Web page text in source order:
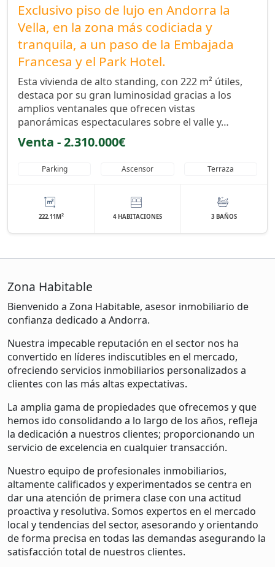
Exclusivo piso de lujo en Andorra la
Vella, en la zona más codiciada y
tranquila, a un paso de la Embajada
Francesa y el Park Hotel.
Esta vivienda de alto standing, con 222 m² útiles,
destaca por su gran luminosidad gracias a los
amplios ventanales que ofrecen vistas
panorámicas espectaculares sobre el valle y…
Venta - 2.310.000€
Parking Ascensor Terraza
222.11M2 4 HABITACIONES 3 BAÑOS
Zona Habitable
Bienvenido a Zona Habitable, asesor inmobiliario de
confianza dedicado a Andorra.
Nuestra impecable reputación en el sector nos ha
convertido en líderes indiscutibles en el mercado,
ofreciendo servicios inmobiliarios personalizados a
clientes con las más altas expectativas.
La amplia gama de propiedades que ofrecemos y que
hemos ido consolidando a lo largo de los años, refleja
la dedicación a nuestros clientes; proporcionando un
servicio de excelencia en cualquier transacción.
Nuestro equipo de profesionales inmobiliarios,
altamente calificados y experimentados se centra en
dar una atención de primera clase con una actitud
proactiva y resolutiva. Somos expertos en el mercado
local y tendencias del sector, asesorando y orientando
de forma precisa en todas las demandas asegurando la
satisfacción total de nuestros clientes.